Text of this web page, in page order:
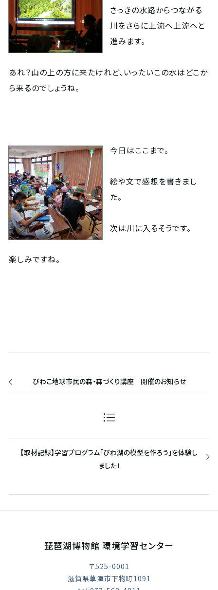
さっきの水路からつながる
川をさらに上流へ上流へと
進みます。
あれ？山の上の方に来たけれど、いったいこの水はどこか
ら来るのでしょうね。
今日はここまで。
絵や文で感想を書きまし
た。
次は川に入るそうです。
楽しみですね。
びわこ地球市民の森・森づくり講座 開催のお知らせ
【取材記録】学習プログラム「びわ湖の模型を作ろう」を体験し
ました！
琵琶湖博物館 環境学習センター
〒525-0001
滋賀県草津市下物町1091